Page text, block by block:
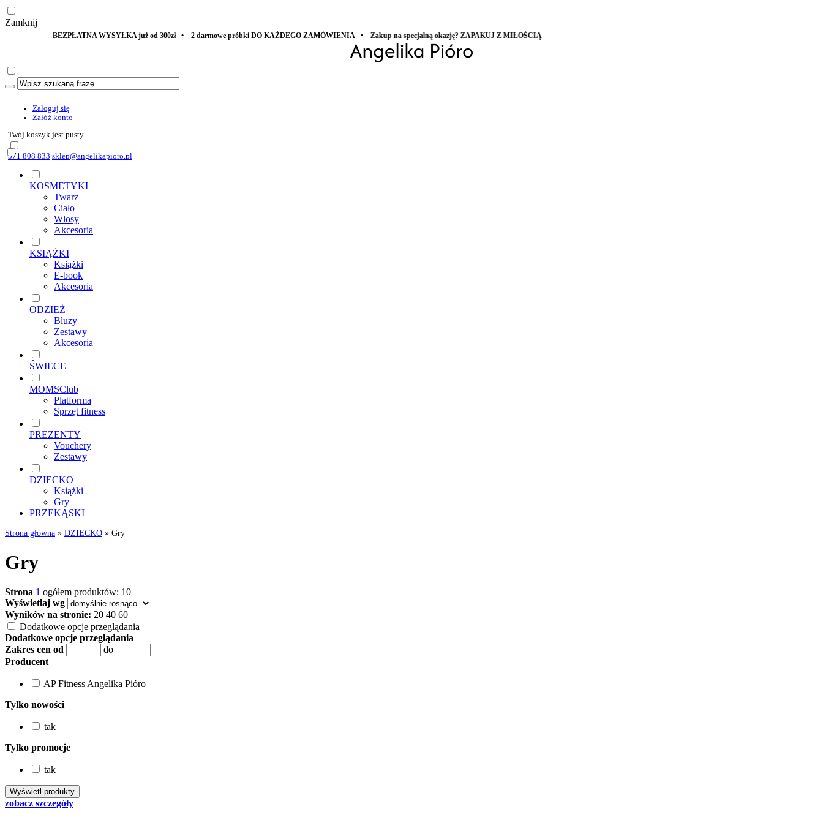
Zamknij
WYSYŁKA już od 300zł • 2 darmowe próbki DO KAŻDEGO ZAMÓWIENIA • Zakup na specjalną okazję? ZAPAKUJ Z MIŁOŚCIĄ
Zaloguj się
Załóż konto
Twój koszyk jest pusty ...
571 808 833 sklep@angelikapioro.pl
KOSMETYKI
Twarz
Ciało
Włosy
Akcesoria
KSIĄŻKI
Książki
E-book
Akcesoria
ODZIEŻ
Bluzy
Zestawy
Akcesoria
ŚWIECE
MOMSClub
Platforma
Sprzęt fitness
PREZENTY
Vouchery
Zestawy
DZIECKO
Książki
Gry
PRZEKĄSKI
Strona główna » DZIECKO » Gry
Gry
Strona 1 ogółem produktów: 10
Wyświetlaj wg
Wyników na stronie: 20 40 60
Dodatkowe opcje przeglądania
Dodatkowe opcje przeglądania
Zakres cen od
do
Producent
AP Fitness Angelika Pióro
Tylko nowości
tak
Tylko promocje
tak
zobacz szczegóły